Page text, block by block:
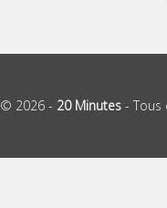
© 2026 - 20 Minutes -